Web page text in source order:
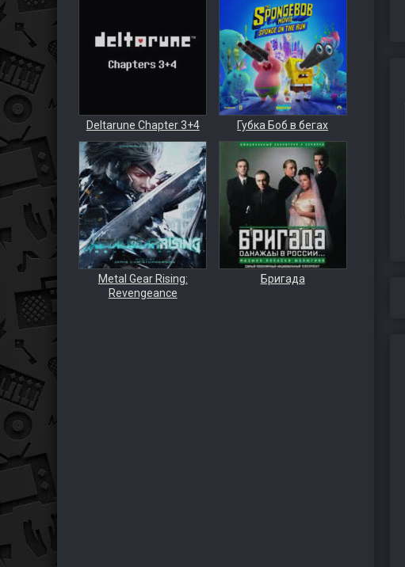
Deltarune Chapter 3+4 Губка Боб в бегах
Metal Gear Rising:
Revengeance
Бригада